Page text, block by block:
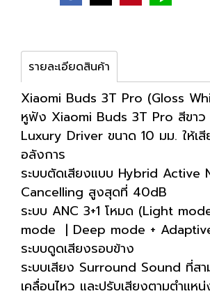
รายละเอียดสินค้า
Xiaomi Buds 3T Pro (Gloss
หูฟัง Xiaomi Buds 3T Pro สีขาว
Luxury Driver ขนาด 10 มม. ให้เสี
อลังการ
ระบบตัดเสียงแบบ Hybrid Active
Cancelling สูงสุดที่ 40dB
ระบบ ANC 3+1 โหมด (Light
mode | Deep mode +
ระบบดูดเสียงรอบข้าง
ระบบเสียง Surround Sound ที่ส
เคลื่อนไหว และปรับเสียงตามตำแห